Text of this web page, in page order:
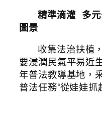
精準滴灌 多
圖景
收集法治扶植
要浸潤民氣平易近
年普法教導基地，
普法任務“從娃娃抓